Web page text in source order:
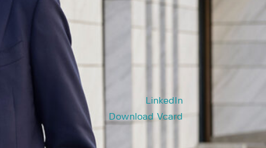
LinkedIn
Download Vcard